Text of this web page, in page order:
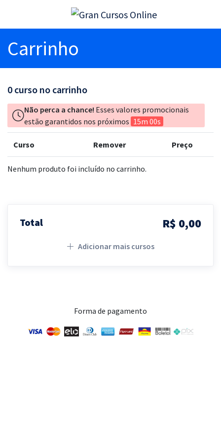
Carrinho
0 curso no carrinho
Não perca a chance! Esses valores promocionais
estão garantidos nos próximos 15m 00s
Curso Remover Preço
Nenhum produto foi incluído no carrinho.
Total R$ 0,00
Adicionar mais cursos
Forma de pagamento